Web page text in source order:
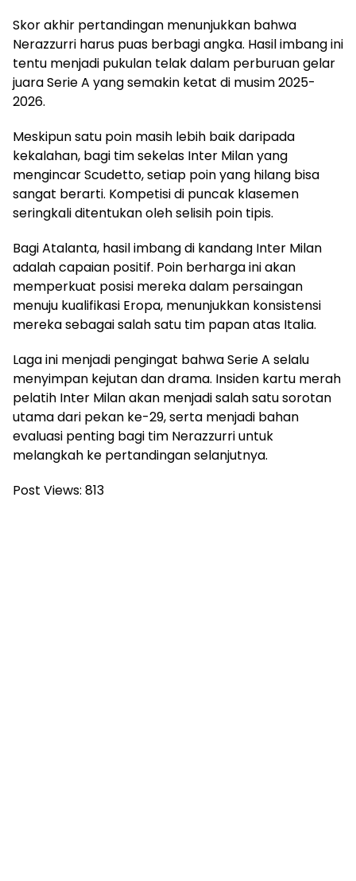
Skor akhir pertandingan menunjukkan bahwa
Nerazzurri harus puas berbagi angka. Hasil imbang ini
tentu menjadi pukulan telak dalam perburuan gelar
juara Serie A yang semakin ketat di musim 2025-
2026.
Meskipun satu poin masih lebih baik daripada
kekalahan, bagi tim sekelas Inter Milan yang
mengincar Scudetto, setiap poin yang hilang bisa
sangat berarti. Kompetisi di puncak klasemen
seringkali ditentukan oleh selisih poin tipis.
Bagi Atalanta, hasil imbang di kandang Inter Milan
adalah capaian positif. Poin berharga ini akan
memperkuat posisi mereka dalam persaingan
menuju kualifikasi Eropa, menunjukkan konsistensi
mereka sebagai salah satu tim papan atas Italia.
Laga ini menjadi pengingat bahwa Serie A selalu
menyimpan kejutan dan drama. Insiden kartu merah
pelatih Inter Milan akan menjadi salah satu sorotan
utama dari pekan ke-29, serta menjadi bahan
evaluasi penting bagi tim Nerazzurri untuk
melangkah ke pertandingan selanjutnya.
Post Views: 813